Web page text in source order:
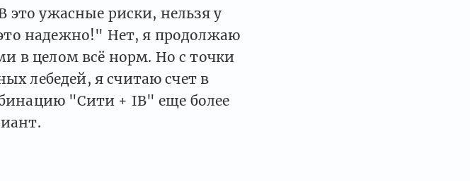
это ужасные риски, нельзя у
надежно!" Нет, я продолжаю
в целом всё норм. Но с точки
лебедей, я считаю счет в
"Сити + IB" еще более